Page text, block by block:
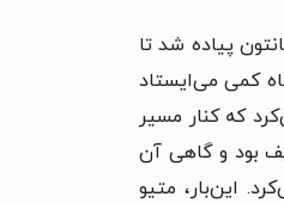
پیاده شد تا
کمی می‌ایستاد
که کنار مسیر
بود و گاهی آن
این‌بار، متیو